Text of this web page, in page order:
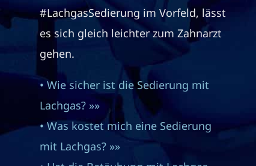
#LachgasSedierung im Vorfeld, lässt
es sich gleich leichter zum Zahnarzt
gehen.
• Wie sicher ist die Sedierung mit
Lachgas? »»
• Was kostet mich eine Sedierung
mit Lachgas? »»